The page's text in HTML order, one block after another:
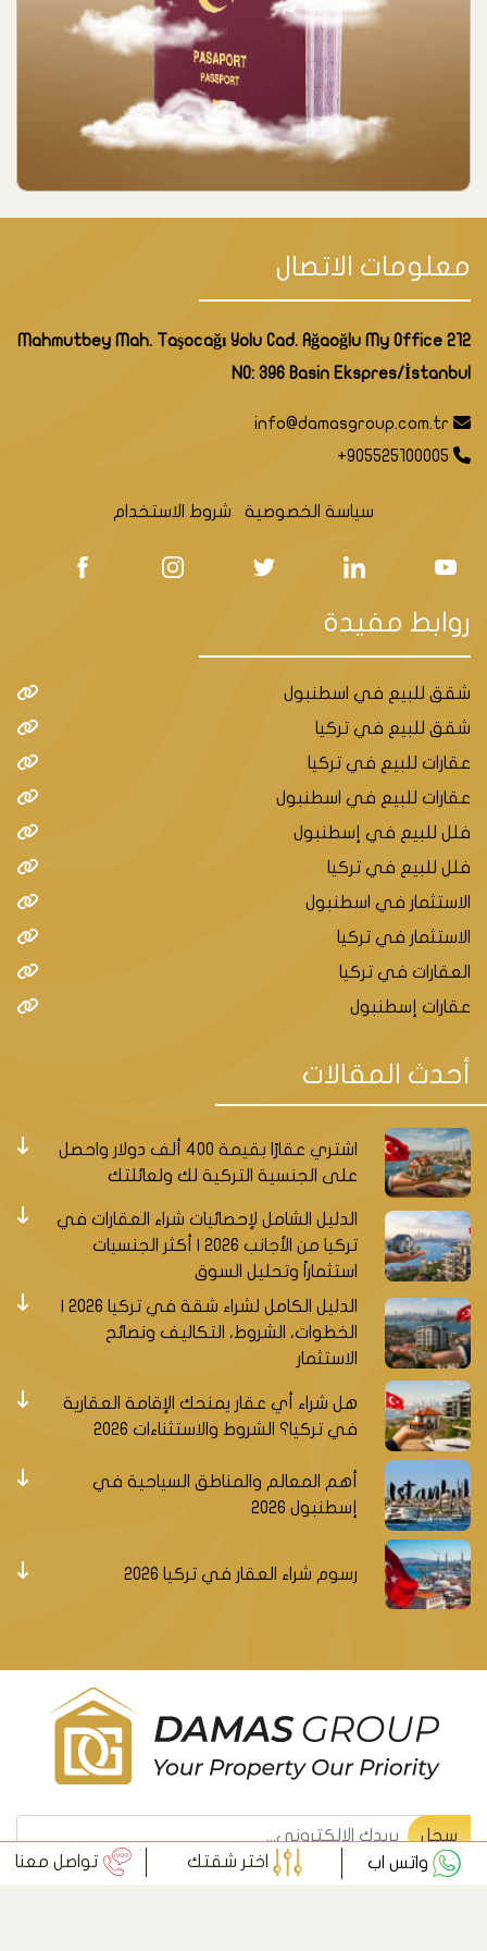
معلومات الاتصال
Mahmutbey Mah. Taşocağı Yolu Cad. Ağaoğlu My Office 212
NO: 396 Basin Ekspres/İstanbul
info@damasgroup.com.tr
+905525100005
سياسة الخصوصية شروط الاستخدام
روابط مفيدة
شقق للبيع في اسطنبول
شقق للبيع في تركيا
عقارات للبيع في تركيا
عقارات للبيع في اسطنبول
فلل للبيع في إسطنبول
فلل للبيع في تركيا
الاستثمار في اسطنبول
الاستثمار في تركيا
العقارات في تركيا
عقارات إسطنبول
أحدث المقالات
اشتري عقارًا بقيمة 400 ألف دولار واحصل
على الجنسية التركية لك ولعائلتك
الدليل الشامل لإحصائيات شراء العقارات في
تركيا من الأجانب 2026 | أكثر الجنسيات
استثماراً وتحليل السوق
الخطوات، الشروط، التكاليف ونصائح
الاستثمار
هل شراء أي عقار يمنحك الإقامة العقارية
في تركيا؟ الشروط والاستثناءات 2026
أهم المعالم والمناطق السياحية في
إسطنبول 2026
رسوم شراء العقار في تركيا 2026
سجل
واتس اب اختر شقتك تواصل معنا